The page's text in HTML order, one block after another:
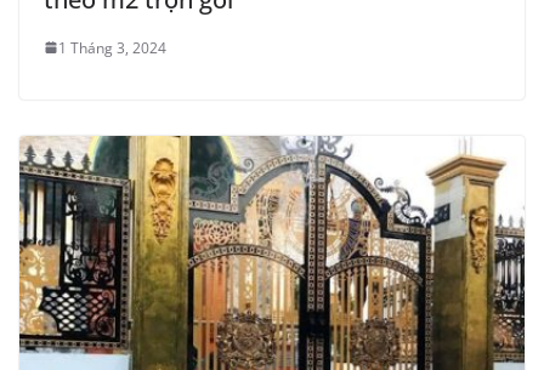
1 Tháng 3, 2024